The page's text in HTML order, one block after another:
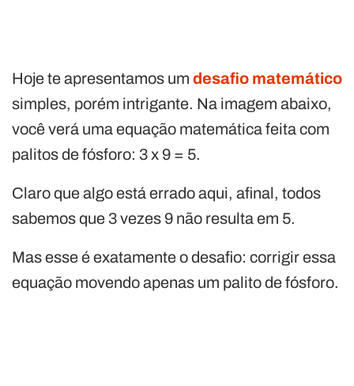
Hoje te apresentamos um desafio matemático
simples, porém intrigante. Na imagem abaixo,
você verá uma equação matemática feita com
palitos de fósforo: 3 x 9 = 5.
Claro que algo está errado aqui, afinal, todos
sabemos que 3 vezes 9 não resulta em 5.
Mas esse é exatamente o desafio: corrigir essa
equação movendo apenas um palito de fósforo.